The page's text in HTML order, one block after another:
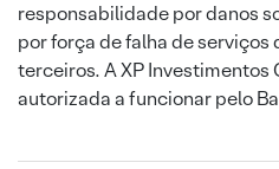
responsabilidade por danos
por força de falha de
terceiros. A XP Investimentos
autorizada a funcionar pelo